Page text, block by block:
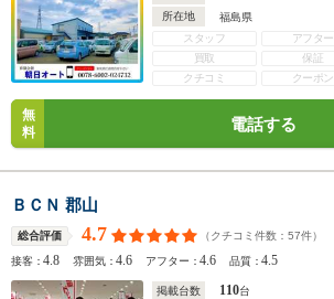
所在地
福島県
スタッフ
アフター
買取
保証
クチコミ
クーポン
無
料
電話する
ＢＣＮ 郡山
総合評価 4.7 （クチコミ件数： 57件）
接客：4.8 雰囲気：4.6 アフター：4.6 品質：4.5
掲載台数 110台